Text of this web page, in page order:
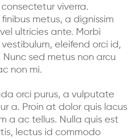
viverra.
metus, a dignissim
ultricies ante. Morbi
eleifend orci id,
sed metus non arcu
non mi.
orci purus, a vulputate
a. Proin at dolor quis lacus
a ac tellus. Nulla quis est
lectus id commodo